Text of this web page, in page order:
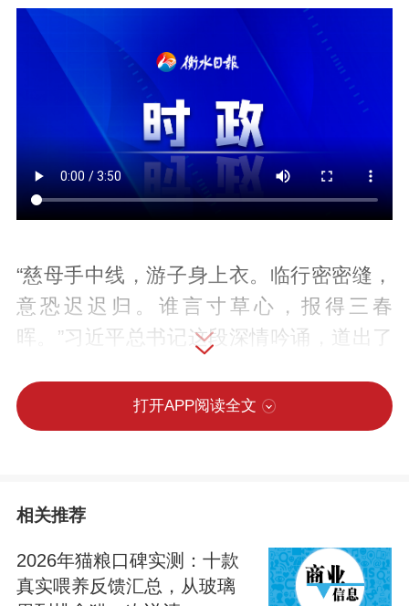
“慈母手中线，游子身上衣。临行密密缝，
意恐迟迟归。谁言寸草心，报得三春
晖。”习近平总书记这段深情吟诵，道出了
习近平的母亲齐心是经历战火考验的共产
始终重视家庭、珍视亲情，严于律己、不
忘初心。
打开APP阅读全文
相关推荐
2026年猫粮口碑实测：十款
真实喂养反馈汇总，从玻璃